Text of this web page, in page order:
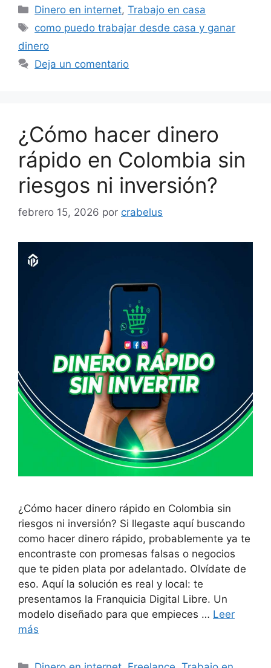
Categorías
Dinero en internet,Trabajo en casa
Etiquetas
como puedo trabajar desde casa y ganar
dinero
Deja un comentario
¿Cómo hacer dinero
rápido en Colombia sin
riesgos ni inversión?
febrero 15, 2026 por crabelus
¿Cómo hacer dinero rápido en Colombia sin
riesgos ni inversión? Si llegaste aquí buscando
como hacer dinero rápido, probablemente ya te
encontraste con promesas falsas o negocios
que te piden plata por adelantado. Olvídate de
eso. Aquí la solución es real y local: te
presentamos la Franquicia Digital Libre. Un
modelo diseñado para que empieces … Leer
más
Categorías